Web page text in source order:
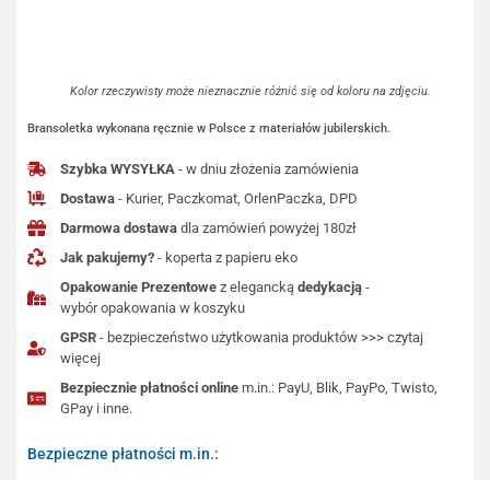
Kolor rzeczywisty może nieznacznie różnić się od koloru na zdjęciu.
Bransoletka wykonana ręcznie w Polsce z materiałów jubilerskich.
Szybka WYSYŁKA - w dniu złożenia zamówienia
Dostawa - Kurier, Paczkomat, OrlenPaczka, DPD
Darmowa dostawa dla zamówień powyżej 180zł
Jak pakujemy? - koperta z papieru eko
Opakowanie Prezentowe z eleganckądedykacją -
wybór opakowania w koszyku
GPSR - bezpieczeństwo użytkowania produktów >>> czytaj
więcej
Bezpiecznie płatności online m.in.: PayU, Blik, PayPo, Twisto,
GPay i inne.
Bezpieczne płatności m.in.: